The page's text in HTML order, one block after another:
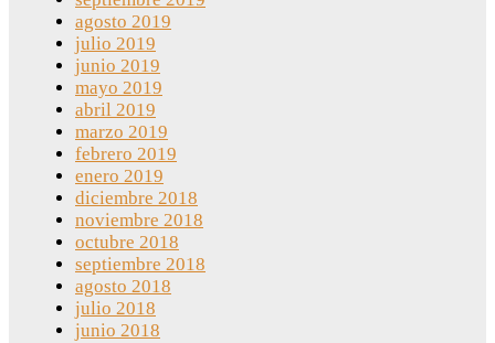
agosto 2019
julio 2019
junio 2019
mayo 2019
abril 2019
marzo 2019
febrero 2019
enero 2019
diciembre 2018
noviembre 2018
octubre 2018
septiembre 2018
agosto 2018
julio 2018
junio 2018